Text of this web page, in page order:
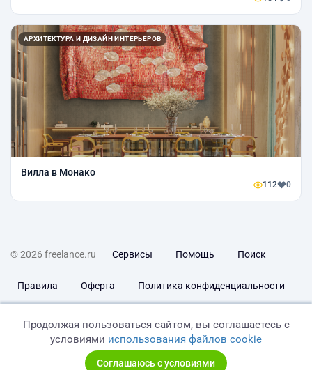
АРХИТЕКТУРА И ДИЗАЙН ИНТЕРЬЕРОВ
Вилла в Монако
112 0
© 2026 freelance.ru Сервисы Помощь Поиск
Правила Оферта Политика конфиденциальности
Продолжая пользоваться сайтом, вы соглашаетесь с
условиями использования файлов cookie
Соглашаюсь с условиями